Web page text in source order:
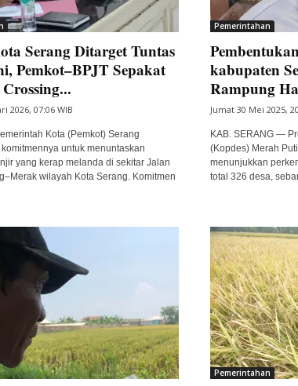
Serang Ditarget Tuntas
Pemkot–BPJT Sepakat
2026, 07:06 WIB
Kota (Pemkot) Serang
untuk menuntaskan
yang kerap melanda di sekitar Jalan
wilayah Kota Serang. Komitmen
Pemerintahan
kabupaten
Rampung
Jumat 30 Mei 2025,
KAB. SERANG —
(Kopdes) Merah
menunjukkan
total 326 desa,
Pemerintahan